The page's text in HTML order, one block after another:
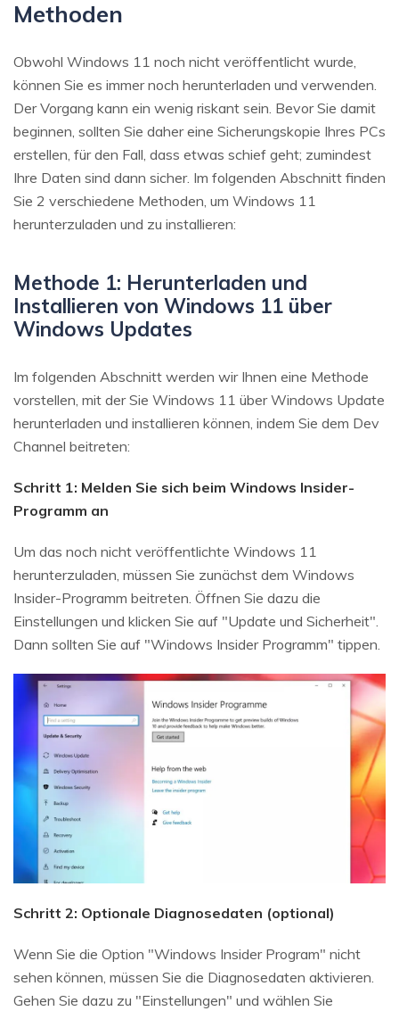
Methoden
Obwohl Windows 11 noch nicht veröffentlicht wurde,
können Sie es immer noch herunterladen und verwenden.
Der Vorgang kann ein wenig riskant sein. Bevor Sie damit
beginnen, sollten Sie daher eine Sicherungskopie Ihres PCs
erstellen, für den Fall, dass etwas schief geht; zumindest
Ihre Daten sind dann sicher. Im folgenden Abschnitt finden
Sie 2 verschiedene Methoden, um Windows 11
herunterzuladen und zu installieren:
Methode 1: Herunterladen und
Installieren von Windows 11 über
Windows Updates
Im folgenden Abschnitt werden wir Ihnen eine Methode
vorstellen, mit der Sie Windows 11 über Windows Update
herunterladen und installieren können, indem Sie dem Dev
Channel beitreten:
Schritt 1: Melden Sie sich beim Windows Insider-
Programm an
Um das noch nicht veröffentlichte Windows 11
herunterzuladen, müssen Sie zunächst dem Windows
Insider-Programm beitreten. Öffnen Sie dazu die
Einstellungen und klicken Sie auf "Update und Sicherheit".
Dann sollten Sie auf "Windows Insider Programm" tippen.
Schritt 2: Optionale Diagnosedaten (optional)
Wenn Sie die Option "Windows Insider Program" nicht
sehen können, müssen Sie die Diagnosedaten aktivieren.
Gehen Sie dazu zu "Einstellungen" und wählen Sie